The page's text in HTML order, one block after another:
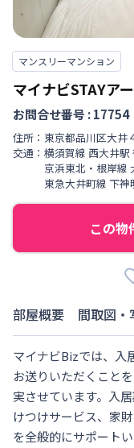
マンスリーマンション
マイナビSTAYア
お問合せ番号 :17754
住所： 東京都品川区大井
交通： 横須賀線 西大井駅
京浜東北・根岸線
東急大井町線 下神
この物
部屋概要 間取図・
マイナビBizでは、入
お送りいただくこと
実させています。入
けつけサービス、家
を全般的にサポート